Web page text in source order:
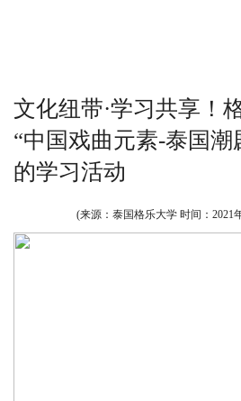
文化纽带·学习共享！
“中国戏曲元素-泰国潮
的学习活动
(来源：泰国格乐大学 时间： 2021